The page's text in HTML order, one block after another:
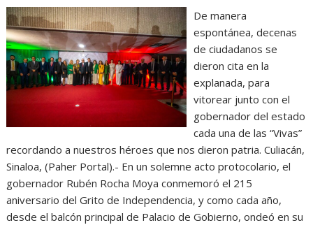
De manera
espontánea, decenas
de ciudadanos se
dieron cita en la
explanada, para
vitorear junto con el
gobernador del estado
cada una de las “Vivas”
recordando a nuestros héroes que nos dieron patria. Culiacán,
Sinaloa, (Paher Portal).- En un solemne acto protocolario, el
gobernador Rubén Rocha Moya conmemoró el 215
aniversario del Grito de Independencia, y como cada año,
desde el balcón principal de Palacio de Gobierno, ondeó en su